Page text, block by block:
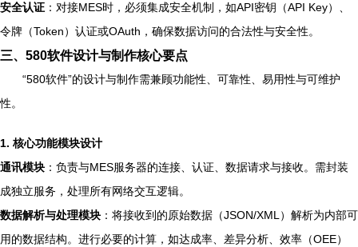
安全认证 ：对接MES时，必须集成安全机制，如API密钥（API Key）、
令牌（Token）认证或OAuth，确保数据访问的合法性与安全性。
三、580软件设计与制作核心要点
“580软件”的设计与制作需兼顾功能性、可靠性、易用性与可维护
性。
1. 核心功能模块设计
通讯模块 ：负责与MES服务器的连接、认证、数据请求与接收。需封装
成独立服务，处理所有网络交互逻辑。
数据解析与处理模块 ：将接收到的原始数据（JSON/XML）解析为内部可
用的数据结构。进行必要的计算，如达成率、差异分析、效率（OEE）